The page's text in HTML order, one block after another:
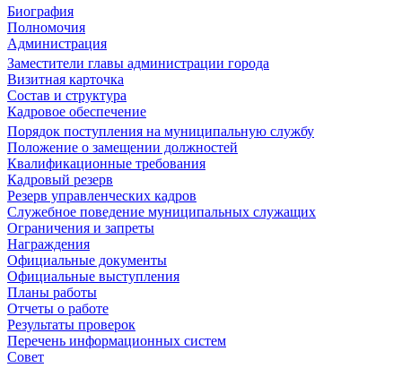
Биография
Полномочия
Администрация
Заместители главы администрации города
Визитная карточка
Состав и структура
Кадровое обеспечение
Порядок поступления на муниципальную службу
Положение о замещении должностей
Квалификационные требования
Кадровый резерв
Резерв управленческих кадров
Служебное поведение муниципальных служащих
Ограничения и запреты
Награждения
Официальные документы
Официальные выступления
Планы работы
Отчеты о работе
Результаты проверок
Перечень информационных систем
Совет